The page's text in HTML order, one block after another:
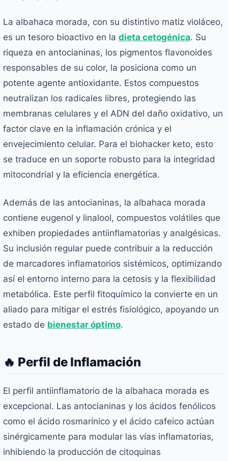
La albahaca morada, con su distintivo matiz violáceo,
es un tesoro bioactivo en la dieta cetogénica. Su
riqueza en antocianinas, los pigmentos flavonoides
responsables de su color, la posiciona como un
potente agente antioxidante. Estos compuestos
neutralizan los radicales libres, protegiendo las
membranas celulares y el ADN del daño oxidativo, un
factor clave en la inflamación crónica y el
envejecimiento celular. Para el biohacker keto, esto
se traduce en un soporte robusto para la integridad
mitocondrial y la eficiencia energética.
Además de las antocianinas, la albahaca morada
contiene eugenol y linalool, compuestos volátiles que
exhiben propiedades antiinflamatorias y analgésicas.
Su inclusión regular puede contribuir a la reducción
de marcadores inflamatorios sistémicos, optimizando
así el entorno interno para la cetosis y la flexibilidad
metabólica. Este perfil fitoquímico la convierte en un
aliado para mitigar el estrés fisiológico, apoyando un
estado de bienestar óptimo.
🔥 Perfil de Inflamación
El perfil antiinflamatorio de la albahaca morada es
excepcional. Las antocianinas y los ácidos fenólicos
como el ácido rosmarínico y el ácido cafeico actúan
sinérgicamente para modular las vías inflamatorias,
inhibiendo la producción de citoquinas